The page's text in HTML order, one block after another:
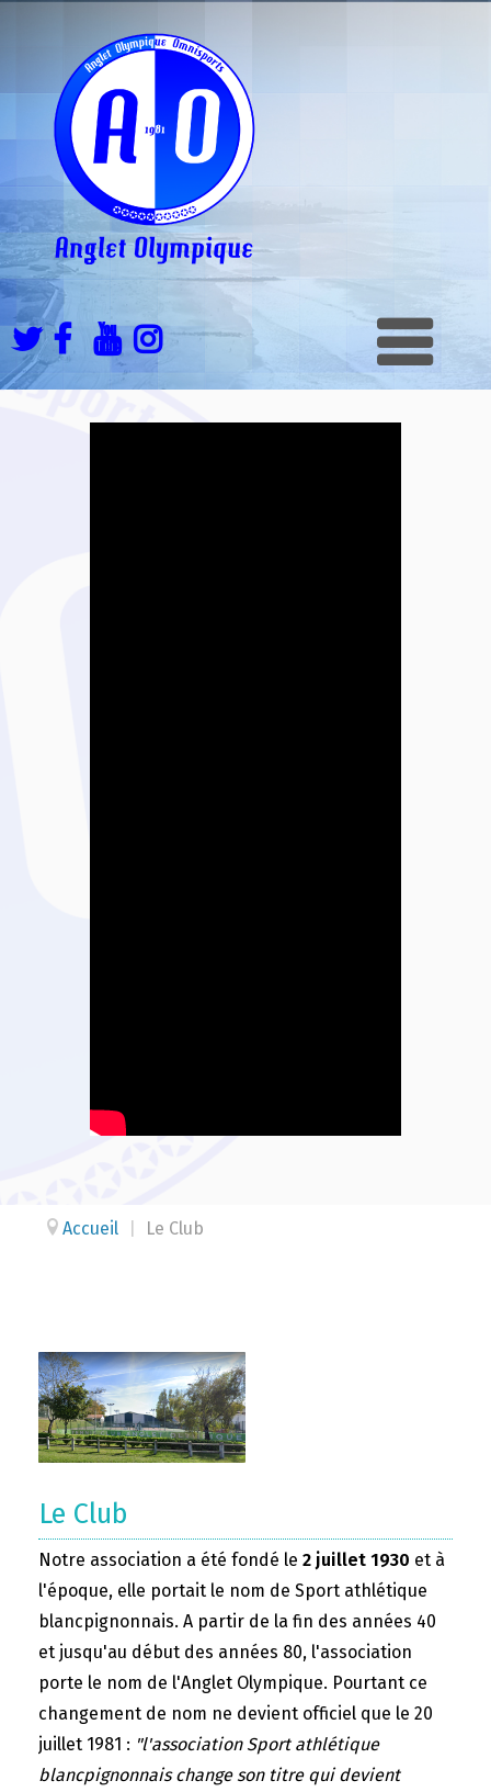
Accueil Le Club
Le Club
Notre association a été fondé le 2 juillet 1930 et à
l'époque, elle portait le nom de Sport athlétique
blancpignonnais. A partir de la fin des années 40
et jusqu'au début des années 80, l'association
porte le nom de l'Anglet Olympique. Pourtant ce
changement de nom ne devient officiel que le 20
juillet 1981 : "l'association Sport athlétique
blancpignonnais change son titre qui devient